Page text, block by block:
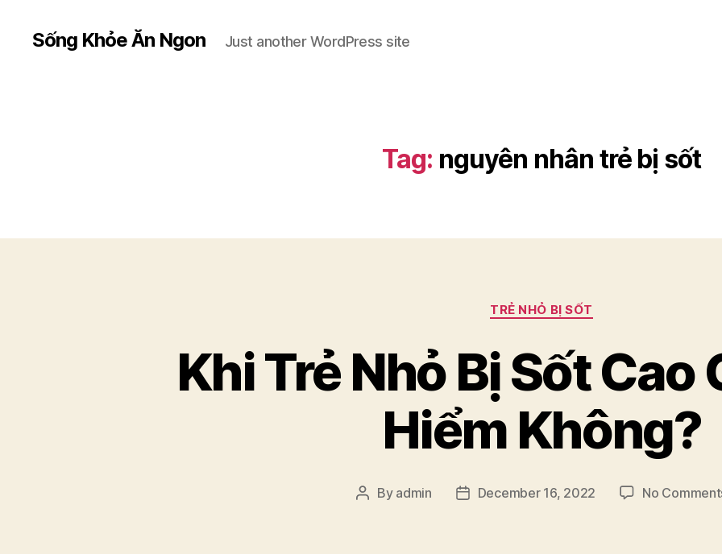
Sống Khỏe Ăn Ngon Just another WordPress site
Tag: nguyên nhân trẻ bị sốt
Categories
TRẺ NHỎ BỊ SỐT
Khi Trẻ Nhỏ Bị Sốt Cao
Hiểm Không?
Post
By admin
PostDecember 16, 2022 No